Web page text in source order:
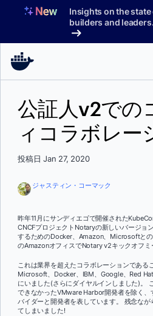
へ
Insights on the
builders and
ドキュメント
索
サインイン
公証人v2での
ィコラボレー
投稿日 Jan 27, 2020
ジャスティン・コーマック
昨年11月にサンディエゴで開催された
CNCFプロジェクトNotaryの新しいバージョ
するためのDocker、Amazon、Microsoftと
のAmazonオフィスでNotary v2キックオフミ
これは業界を超えたコラボレーションである
Microsoft、Docker、IBM、Google、Red
にいました(さらにダイヤルインしました)。
できなかったVMware Harbor開発者を除く、
バイダーと開発者を表しています。 残念な
てしまいました!